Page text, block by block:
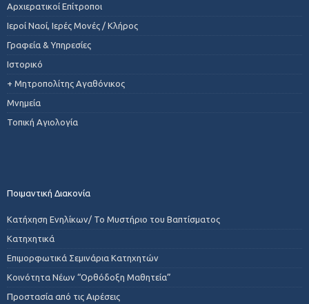
Αρχιερατικοί Επίτροποι
Ιεροί Ναοί, Ιερές Μονές / Κλήρος
Γραφεία & Υπηρεσίες
Ιστορικό
+ Μητροπολίτης Αγαθόνικος
Μνημεία
Τοπική Αγιολογία
Ποιμαντική Διακονία
Κατήχηση Ενηλίκων/ Το Μυστήριο του Βαπτίσματος
Κατηχητικά
Επιμορφωτικά Σεμινάρια Κατηχητών
Κοινότητα Νέων “Ορθόδοξη Μαθητεία”
Προστασία από τις Αιρέσεις